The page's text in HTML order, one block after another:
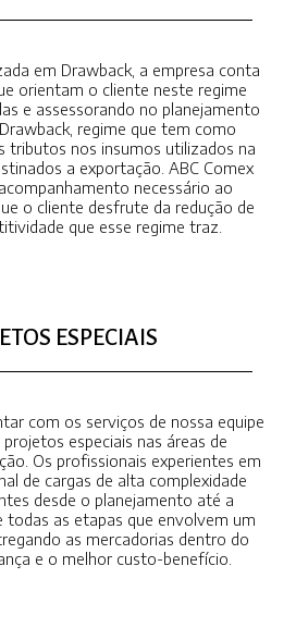
em Drawback, a empresa conta
orientam o cliente neste regime
e assessorando no planejamento
regime que tem como
tributos nos insumos utilizados na
a exportação. ABC Comex
necessário ao
o cliente desfrute da redução de
que esse regime traz.
ESPECIAIS
com os serviços de nossa equipe
especiais nas áreas de
Os profissionais experientes em
de cargas de alta complexidade
desde o planejamento até a
as etapas que envolvem um
as mercadorias dentro do
e o melhor custo-benefício.